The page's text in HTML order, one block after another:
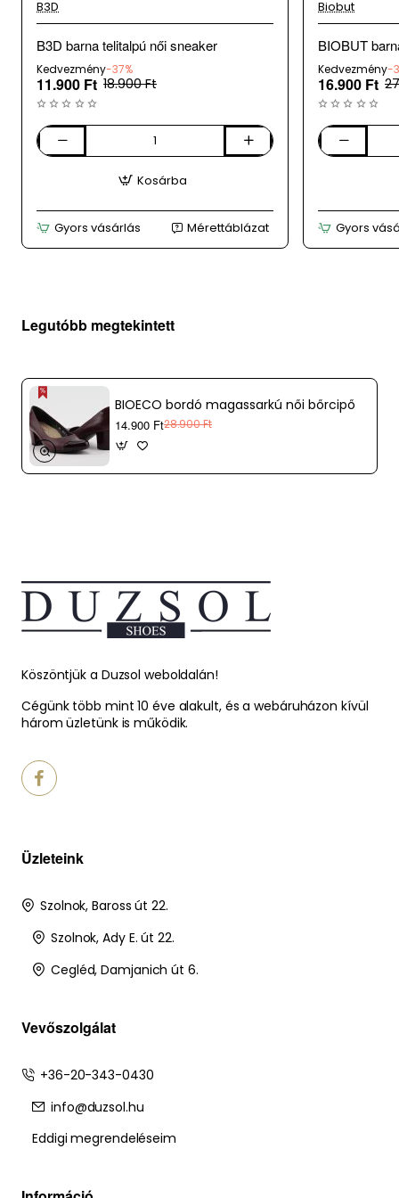
B3D
B3D barna telitalpú női sneaker
Kedvezmény-37%
11.900 Ft 18.900 Ft
B3D
sneaker
Kosárba
Gyors vásárlás Mérettáblázat
Biobut
BIOBUT
Kedvezmény-
16.900 Ft
BIOBUT
Gyors
Legutóbb megtekintett
BIOECO bordó magassarkú női bőrcipő
14.900 Ft28.900 Ft
Köszöntjük a Duzsol weboldalán!
Cégünk több mint 10 éve alakult, és a webáruházon kívül
három üzletünk is működik.
Üzleteink
Szolnok, Baross út 22.
Szolnok, Ady E. út 22.
Cegléd, Damjanich út 6.
Vevőszolgálat
+36-20-343-0430
info@duzsol.hu
Eddigi megrendeléseim